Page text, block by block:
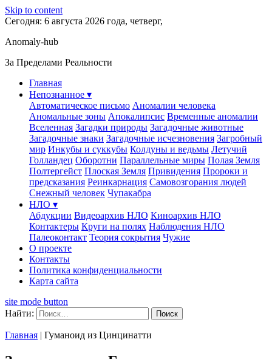
Skip to content
Сегодня: 6 августа 2026 года, четверг,
Anomaly-hub
За Пределами Реальности
Главная
Непознанное ▾
Автоматическое письмо Аномалии человека
Аномальные зоны Апокалипсис Временные аномалии
Вселенная Загадки природы Загадочные животные
Загадочные знаки Загадочные исчезновения Загробный
мир Инкубы и суккубы Колдуны и ведьмы Летучий
Голландец Оборотни Параллельные миры Полая Земля
Полтергейст Плоская Земля Привидения Пророки и
предсказания Реинкарнация Самовозгорания людей
Снежный человек Чупакабра
НЛО ▾
Абдукции Видеоархив НЛО Киноархив НЛО
Контактеры Круги на полях Наблюдения НЛО
Палеоконтакт Теория сокрытия Чужие
О проекте
Контакты
Политика конфиденциальности
Карта сайта
site mode button
Найти:
Главная | Гуманоид из Цинцинатти